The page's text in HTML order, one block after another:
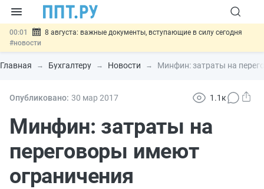
00:01
8 августа: важные документы, вступающие в силу сегодня
#новости
07.08 Подписан закон о блокировке продажи опасных товаров через
«Честный знак»#новости
07.08 Госпошлину за устранение ошибок в документах предлагают
07.08
Важно
отношений #новости
Главная Бухгалтеру Новости Минфин: затраты на
Опубликовано: 30 мар 2017 1.1к
Минфин: затраты на
переговоры имеют
ограничения